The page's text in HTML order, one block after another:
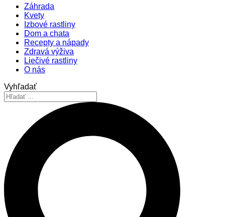
Záhrada
Kvety
Izbové rastliny
Dom a chata
Recepty a nápady
Zdravá výživa
Liečivé rastliny
O nás
Vyhľadať